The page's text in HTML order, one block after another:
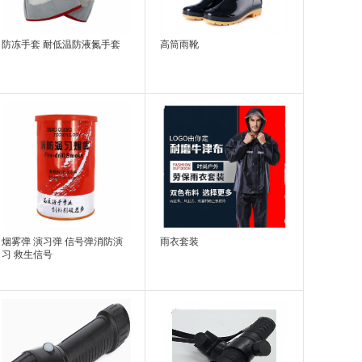
防冻手套 耐低温防液氮手套 高筒雨靴
烟雾弹 演习弹 信号弹消防演
习 救生信号
雨衣套装